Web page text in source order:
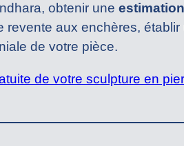
obtenir une
aux enchères, établir
de votre pièce.
de votre sculpture en